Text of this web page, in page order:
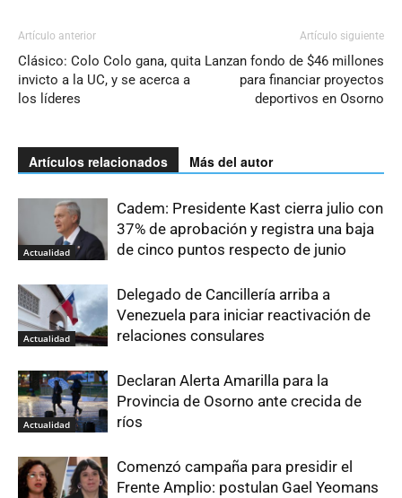
Artículo anterior
Clásico: Colo Colo gana, quita
invicto a la UC, y se acerca a
los líderes
Artículo siguiente
Lanzan fondo de $46 millones
para financiar proyectos
deportivos en Osorno
Artículos relacionados Más del autor
Actualidad
Cadem: Presidente Kast cierra julio con
37% de aprobación y registra una baja
de cinco puntos respecto de junio
Actualidad
Delegado de Cancillería arriba a
Venezuela para iniciar reactivación de
relaciones consulares
Actualidad
Declaran Alerta Amarilla para la
Provincia de Osorno ante crecida de
ríos
Comenzó campaña para presidir el
Frente Amplio: postulan Gael Yeomans